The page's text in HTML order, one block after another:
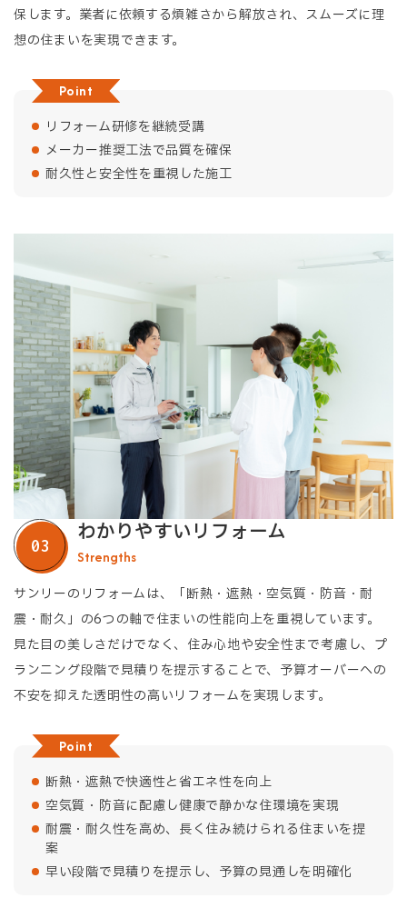
保します。業者に依頼する煩雑さから解放され、スムーズに理
想の住まいを実現できます。
Point
リフォーム研修を継続受講
メーカー推奨工法で品質を確保
耐久性と安全性を重視した施工
わかりやすいリフォーム
Strengths
サンリーのリフォームは、「断熱・遮熱・空気質・防音・耐
震・耐久」の6つの軸で住まいの性能向上を重視しています。
見た目の美しさだけでなく、住み心地や安全性まで考慮し、プ
ランニング段階で見積りを提示することで、予算オーバーへの
不安を抑えた透明性の高いリフォームを実現します。
Point
断熱・遮熱で快適性と省エネ性を向上
空気質・防音に配慮し健康で静かな住環境を実現
耐震・耐久性を高め、長く住み続けられる住まいを提
案
早い段階で見積りを提示し、予算の見通しを明確化